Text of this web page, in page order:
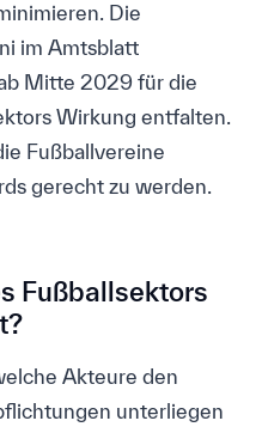
Die
im Amtsblatt
Mitte 2029 für die
Wirkung entfalten.
Fußballvereine
gerecht zu werden.
Fußballsektors
Akteure den
unterliegen